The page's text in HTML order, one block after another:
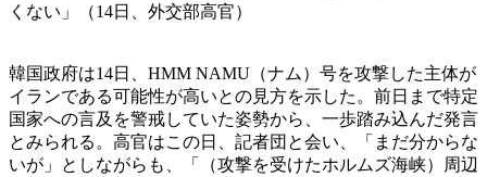
くない」（14日、外交部高官）
韓国政府は14日、HMM NAMU（ナム）号を攻撃した主体が
イランである可能性が高いとの見方を示した。前日まで特定
国家への言及を警戒していた姿勢から、一歩踏み込んだ発言
とみられる。高官はこの日、記者団と会い、「まだ分からな
いが」としながらも、「（攻撃を受けたホルムズ海峡）周辺